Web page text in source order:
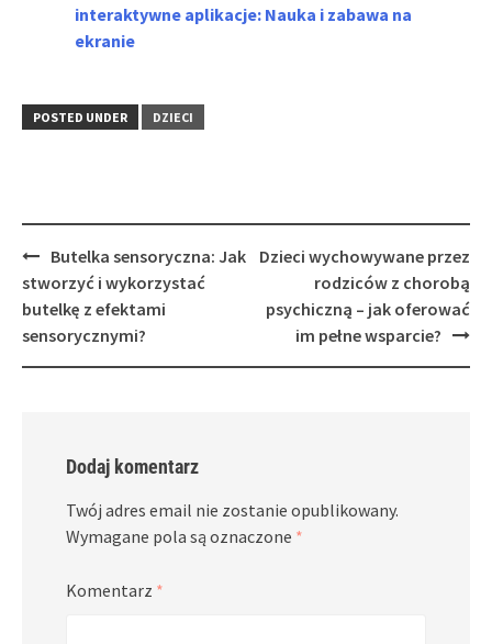
interaktywne aplikacje: Nauka i zabawa na
ekranie
POSTED UNDER DZIECI
Post
navigation
Butelka sensoryczna: Jak
stworzyć i wykorzystać
butelkę z efektami
sensorycznymi?
Dzieci wychowywane przez
rodziców z chorobą
psychiczną – jak oferować
im pełne wsparcie?
Dodaj komentarz
Twój adres email nie zostanie opublikowany.
Wymagane pola są oznaczone *
Komentarz *